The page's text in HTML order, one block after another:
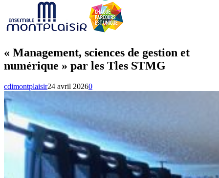
« Management, sciences de gestion et
numérique » par les Tles STMG
cdimontplaisir24 avril 20260